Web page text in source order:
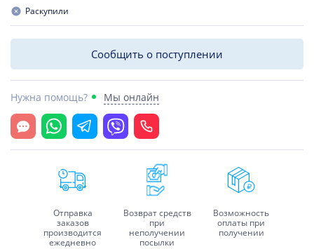
Раскупили
Сообщить о поступлении
Нужна помощь? Мы онлайн
Открыть чат
WhatsappTelegramViber Позвонить
Отправка
заказов
производится
ежедневно
Возврат средств
при
неполучении
посылки
Возможность
оплаты при
получении